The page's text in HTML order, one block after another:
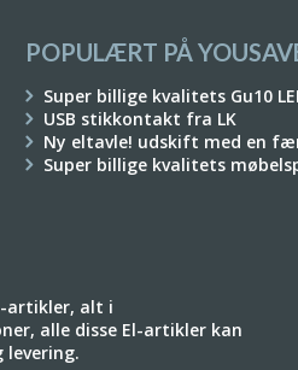
artikler, alt i
alle disse El-artikler kan
POPULÆRT PÅ
Super billige kvalitets Gu10
USB stikkontakt fra LK
Ny eltavle! udskift med en
Super billige kvalitets